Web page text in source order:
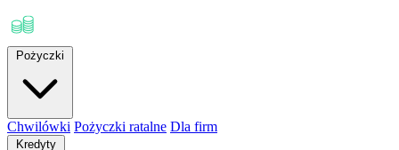
Pożyczki
Chwilówki Pożyczki ratalne Dla firm
Kredyty